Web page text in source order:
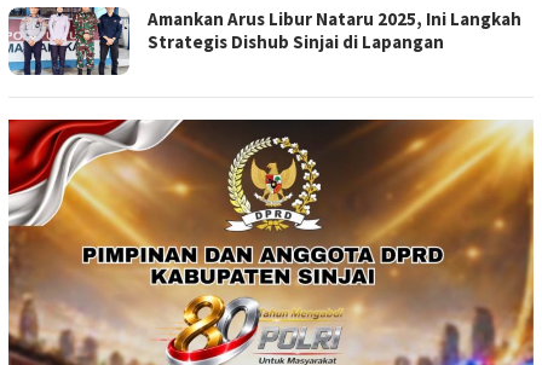
Amankan Arus Libur Nataru 2025, Ini Langkah
Strategis Dishub Sinjai di Lapangan